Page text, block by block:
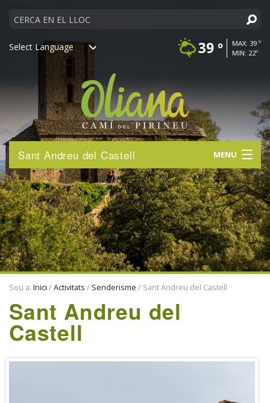
Cerca
Powered by
39 º
MAX: 39 º
MIN: 22º
Ves
contingut.
|
Salta
a
la
navegació
Sant Andreu del Castell MENU
DESCOBREIX
ACTIVITATS
VISITA’NS
ENTITATS
TRADICIONS
Sou a: Inici /Activitats / Senderisme / Sant Andreu del Castell
Sant Andreu del
Castell